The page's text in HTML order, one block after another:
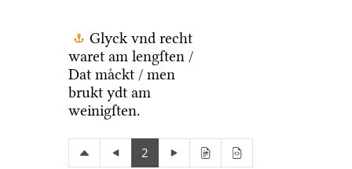
Glyck vnd recht
waret am lengſten /
Dat maͤckt / men
brukt ydt am
weinigſten.
2